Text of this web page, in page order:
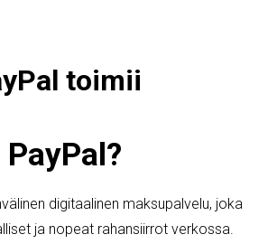
toimii
digitaalinen maksupalvelu, joka
ja nopeat rahansiirrot verkossa.